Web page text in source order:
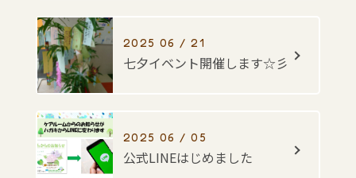
2025 06 / 21
七夕イベント開催します☆彡
2025 06 / 05
公式LINEはじめました